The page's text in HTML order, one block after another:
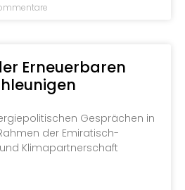
Erneuerbaren
Gesprächen in
der Emiratisch-
Klimapartnerschaft